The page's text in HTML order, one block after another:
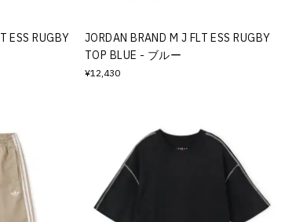
ESS RUGBY
JORDAN BRAND M J FLT ESS RUGBY
TOP BLUE - ブルー
¥12,430